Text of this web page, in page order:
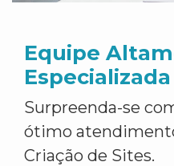
Equipe
Especializada
Surpreenda-se
ótimo
Criação de Sites.